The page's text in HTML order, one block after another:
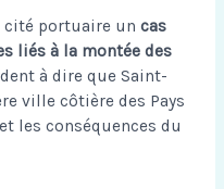
cité portuaire un cas
liés à la montée des
à dire que Saint-
ville côtière des Pays
les conséquences du